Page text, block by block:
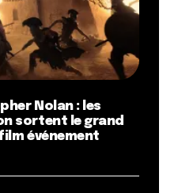
Nolan : les
sortent le grand
événement